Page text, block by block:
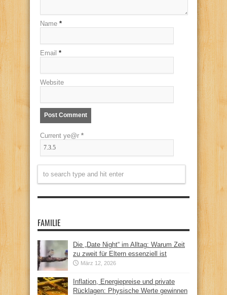
Name *
Email *
Website
Current ye@r *
FAMILIE
Die „Date Night“ im Alltag: Warum Zeit
zu zweit für Eltern essenziell ist
März 12, 2026
Inflation, Energiepreise und private
Rücklagen: Physische Werte gewinnen